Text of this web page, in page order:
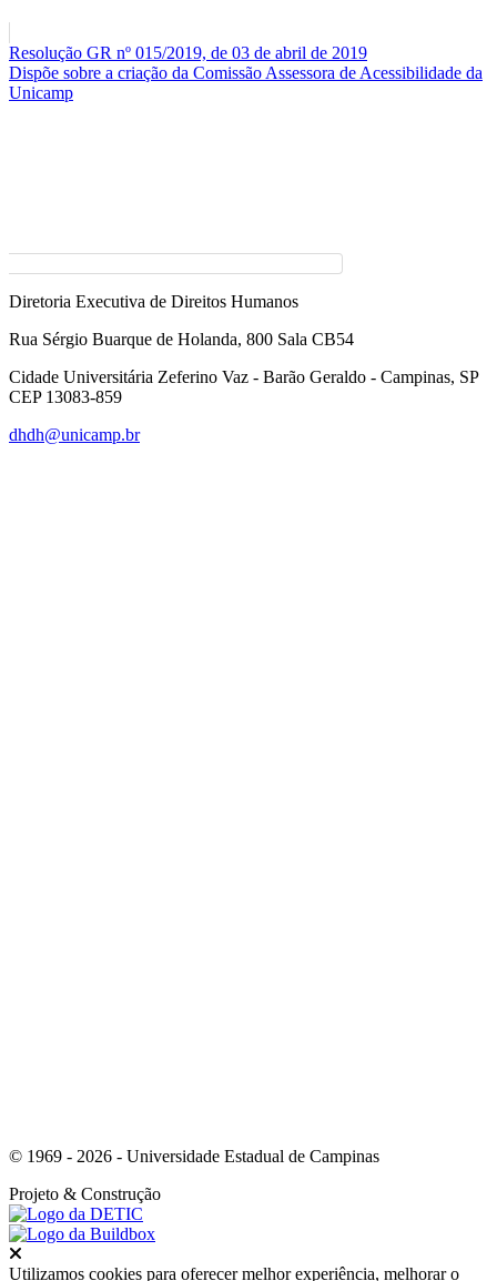
Resolução GR nº 015/2019, de 03 de abril de 2019
Dispõe sobre a criação da Comissão Assessora de Acessibilidade da
Unicamp
Diretoria Executiva de Direitos Humanos
Rua Sérgio Buarque de Holanda, 800 Sala CB54
Cidade Universitária Zeferino Vaz - Barão Geraldo - Campinas, SP
CEP 13083-859
dhdh@unicamp.br
© 1969 - 2026 - Universidade Estadual de Campinas
Projeto & Construção
Utilizamos cookies para oferecer melhor experiência, melhorar o